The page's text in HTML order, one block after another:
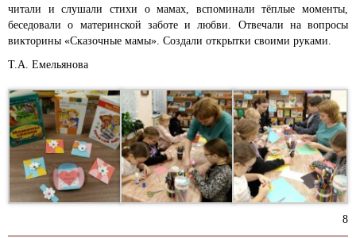
читали и слушали стихи о мамах, вспоминали тёплые моменты,
беседовали о материнской заботе и любви. Отвечали на вопросы
викторины «Сказочные мамы». Создали открытки своими руками.
Т.А. Емельянова
8